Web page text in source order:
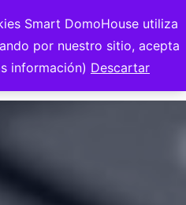
Smart DomoHouse utiliza
por nuestro sitio, acepta
información) Descartar